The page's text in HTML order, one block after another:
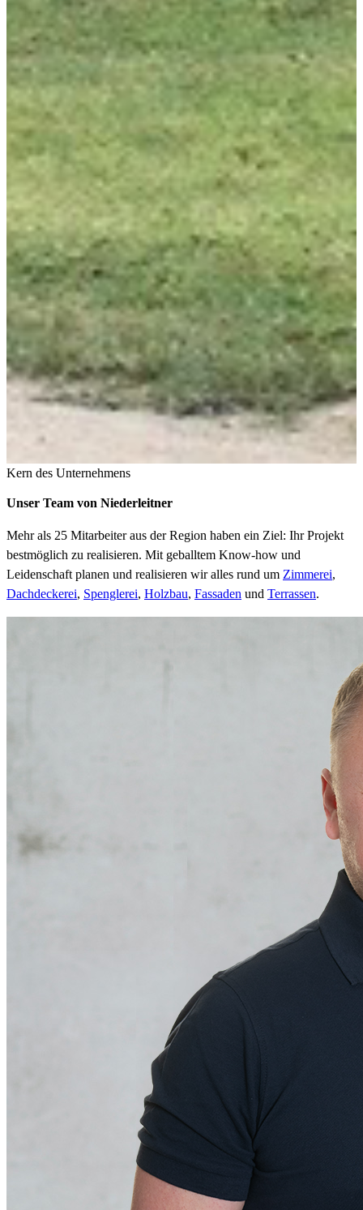
Kern des Unternehmens
Unser Team von Niederleitner
Mehr als 25 Mitarbeiter aus der Region haben ein Ziel: Ihr Projekt
bestmöglich zu realisieren. Mit geballtem Know-how und
Leidenschaft planen und realisieren wir alles rund um Zimmerei,
Dachdeckerei, Spenglerei, Holzbau, Fassaden und Terrassen.